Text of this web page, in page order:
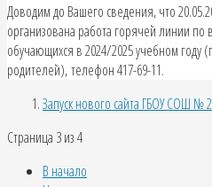
Доводим до Вашего сведения, что
организована работа горячей линии по
обучающихся в 2024/2025 учебном году
родителей), телефон 417-69-11.
Запуск нового сайта ГБОУ СОШ №
Страница 3 из 4
В начало